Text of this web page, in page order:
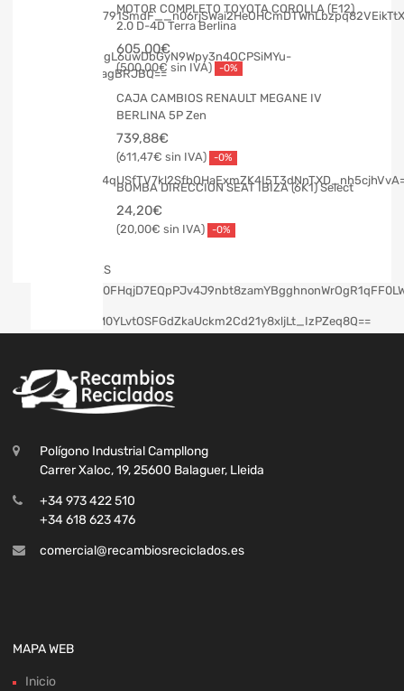
MOTOR COMPLETO TOYOTA COROLLA (E12)
2.0 D-4D Terra Berlina
605,00€
500,00€ -0%
CAJA CAMBIOS RENAULT MEGANE IV
BERLINA 5P Zen
739,88€
611,47€ -0%
BOMBA DIRECCION SEAT IBIZA (6K1) Select
24,20€
20,00€ -0%
Polígono Industrial Campllong
Carrer Xaloc, 19, 25600 Balaguer, Lleida
+34 973 422 510
+34 618 623 476
comercial@recambiosreciclados.es
MAPA WEB
Inicio